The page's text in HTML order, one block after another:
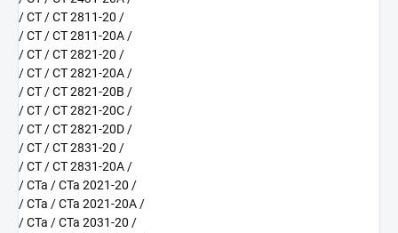
/ CT / CT 2811-20 /
/ CT / CT 2811-20A /
/ CT / CT 2821-20 /
/ CT / CT 2821-20A /
/ CT / CT 2821-20B /
/ CT / CT 2821-20C /
/ CT / CT 2821-20D /
/ CT / CT 2831-20 /
/ CT / CT 2831-20A /
/ CTa / CTa 2021-20 /
/ CTa / CTa 2021-20A /
/ CTa / CTa 2031-20 /